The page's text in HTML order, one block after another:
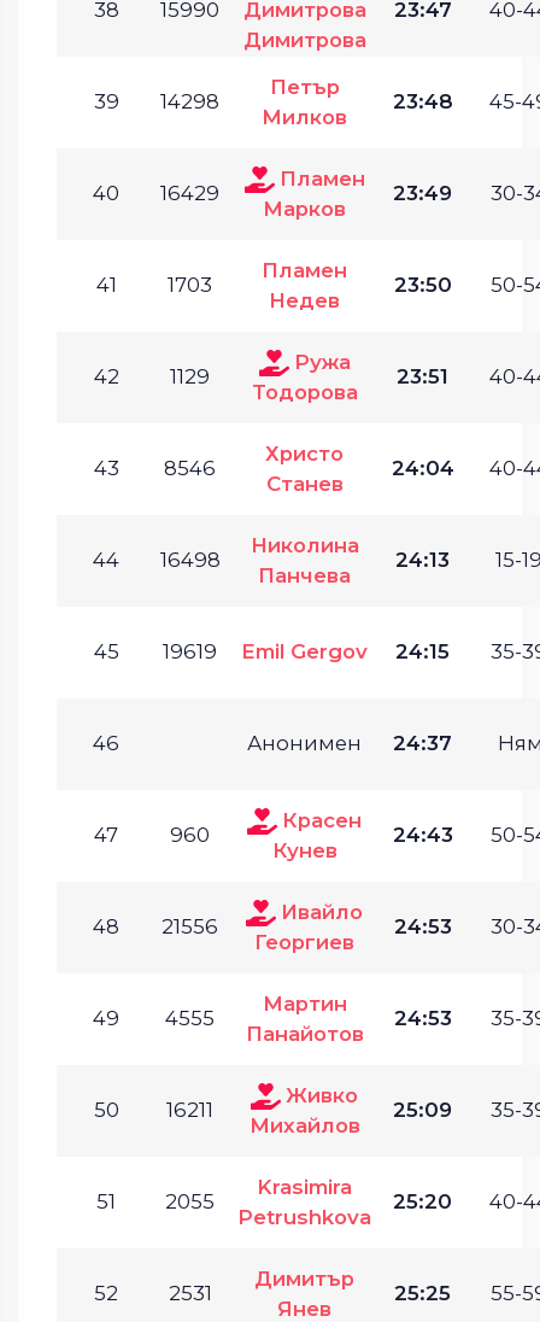
38 15990
Димитрова
Димитрова
23:47 40-
39 14298
Петър
Милков
23:48 45-
40 16429
Пламен
Марков
23:49 30-
41 1703
Пламен
Недев
23:50 50-
42 1129
Ружа
Тодорова
23:51 40-
43 8546
Христо
Станев
24:04 40-
44 16498
Николина
Панчева
24:13 15-
45 19619 Emil Gergov 24:15 35-
46 Анонимен 24:37
47 960
Красен
Кунев
24:43 50-
48 21556
Ивайло
Георгиев
24:53 30-
49 4555
Мартин
Панайотов
24:53 35-
50 16211
Живко
Михайлов
25:09 35-
51 2055
Krasimira
Petrushkova
25:20 40-
52 2531
Димитър
Янев
25:25 55-